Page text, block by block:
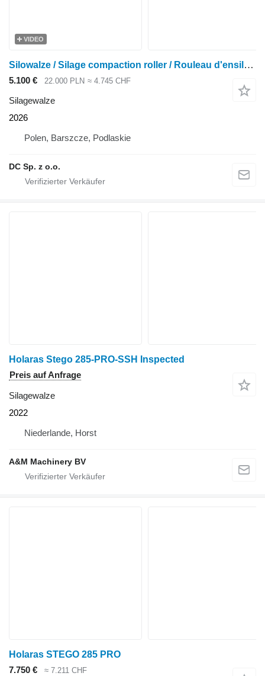
VIDEO
Silowalze / Silage compaction roller / Rouleau d'ensilage 1,2m
5.100 € 22.000 PLN ≈ 4.745 CHF
Silagewalze
2026
Polen, Barszcze, Podlaskie
DC Sp. z o.o.
Holaras Stego 285-PRO-SSH Inspected
Preis auf Anfrage
Silagewalze
2022
Niederlande, Horst
A&M Machinery BV
Holaras STEGO 285 PRO
7.750 €
≈ 7.211 CHF